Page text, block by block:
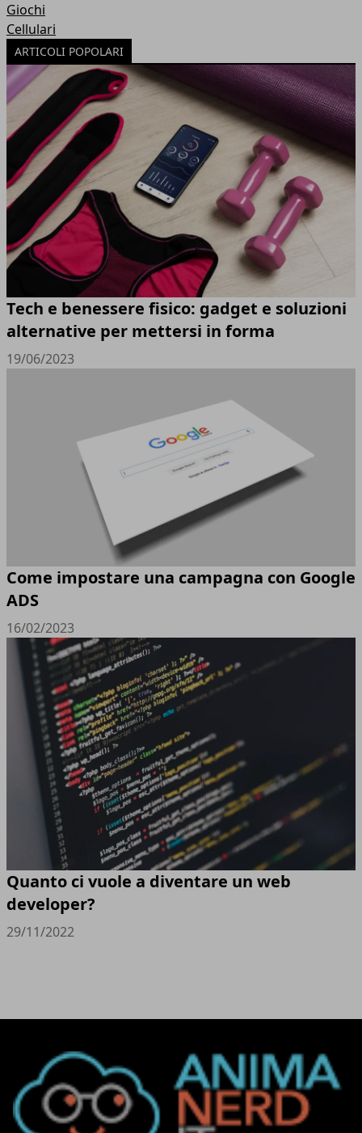
Giochi
Cellulari
ARTICOLI POPOLARI
Tech e benessere fisico: gadget e soluzioni
alternative per mettersi in forma
19/06/2023
Come impostare una campagna con Google
ADS
16/02/2023
Quanto ci vuole a diventare un web
developer?
29/11/2022